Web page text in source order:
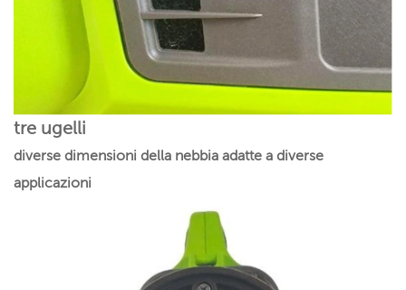
tre ugelli
diverse dimensioni della nebbia adatte a diverse
applicazioni